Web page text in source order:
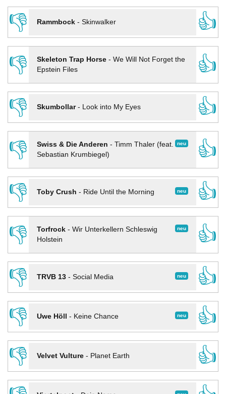
👎
Rammbock- Skinwalker
👍
👎
Skeleton Trap Horse- We Will Not Forget the
Epstein Files
👍
👎
Skumbollar- Look into My Eyes
👍
👎
neu
Swiss & Die Anderen - Timm Thaler (feat.
Sebastian Krumbiegel)
👍
👎
neu
Toby Crush - Ride Until the Morning
👍
👎
neu
Torfrock- Wir Unterkellern Schleswig
Holstein
👍
👎
neu
TRVB 13- Social Media
👍
👎
neu
Uwe Höll - Keine Chance
👍
👎
Velvet Vulture- Planet Earth
👍